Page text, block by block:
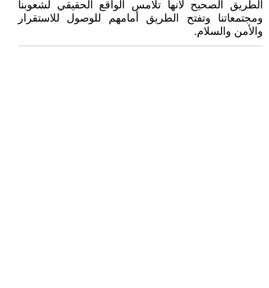
الطريق الصحيح لأنها تلامس الواقع الحقيقي لشعوبنا
ومجتمعاتنا وتفتح الطريق أمامهم للوصول للاستقرار
والأمن والسلام.